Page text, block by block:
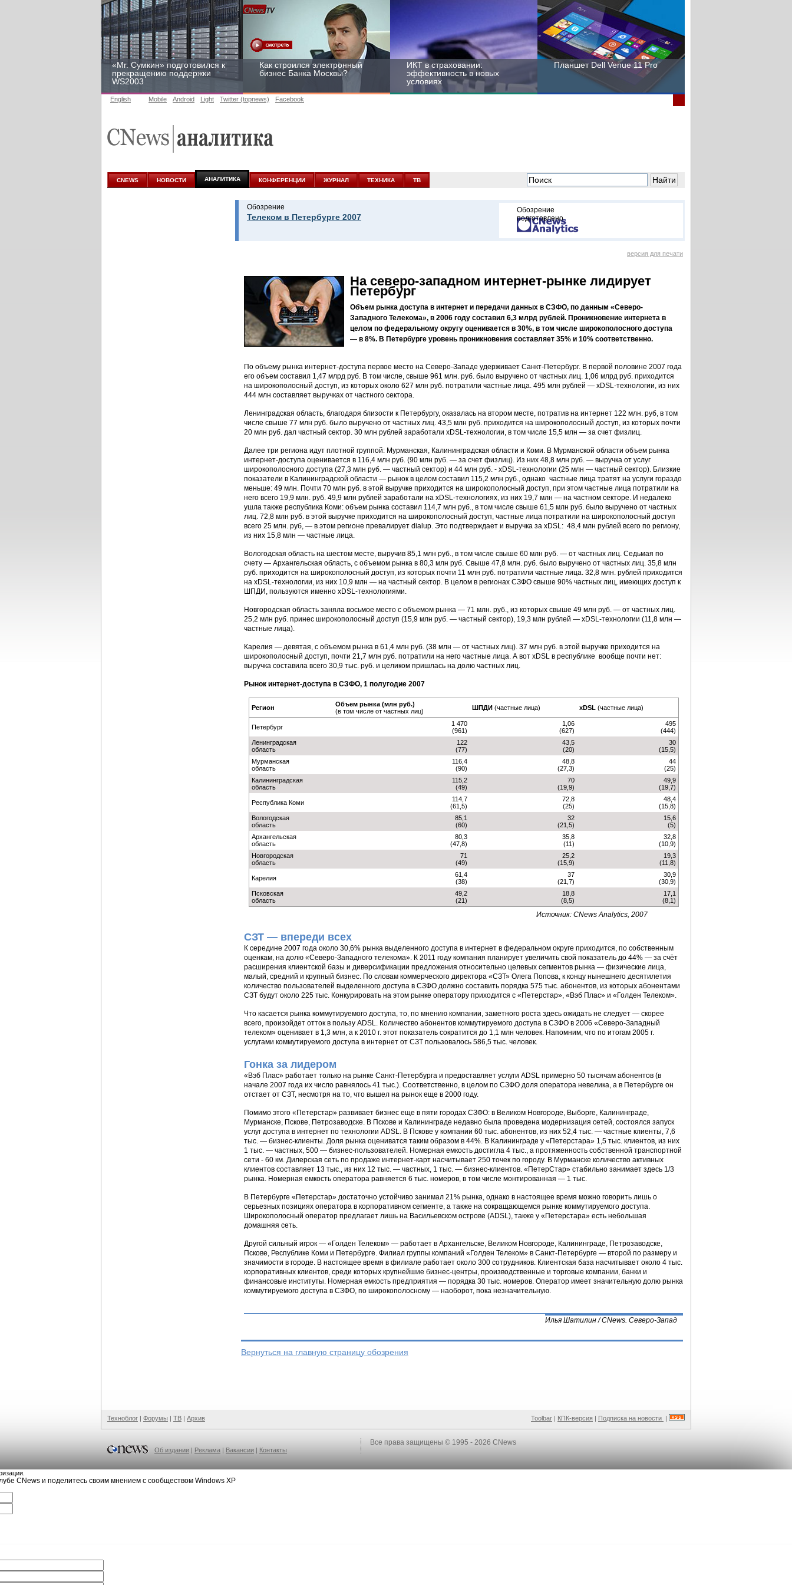
«Mr. Сумкин» подготовился к
прекращению поддержки
WS2003
Как строился электронный
бизнес Банка Москвы?
ИКТ в страховании:
эффективность в новых
условиях
Планшет Dell Venue 11 Pro
к аналитике
участвовать
госструктур: развитие в
новых условиях
English Mobile Android Light Twitter (topnews) Facebook
CNEWS НОВОСТИ АНАЛИТИКА КОНФЕРЕНЦИИ ЖУРНАЛ ТЕХНИКА ТВ
Обозрение
Телеком в Петербурге 2007
Обозрение
подготовлено
версия для печати
На северо-западном интернет-рынке лидирует
Петербург
Объем рынка доступа в интернет и передачи данных в СЗФО, по данным «Северо-
Западного Телекома», в 2006 году составил 6,3 млрд рублей. Проникновение интернета в
целом по федеральному округу оценивается в 30%, в том числе широкополосного доступа
— в 8%. В Петербурге уровень проникновения составляет 35% и 10% соответственно.
По объему рынка интернет-доступа первое место на Северо-Западе удерживает Санкт-Петербург. В первой половине 2007 года
его объем составил 1,47 млрд руб. В том числе, свыше 961 млн. руб. было выручено от частных лиц. 1,06 млрд руб. приходится
на широкополосный доступ, из которых около 627 млн руб. потратили частные лица. 495 млн рублей — xDSL-технологии, из них
444 млн составляет выручках от частного сектора.
Ленинградская область, благодаря близости к Петербургу, оказалась на втором месте, потратив на интернет 122 млн. руб, в том
числе свыше 77 млн руб. было выручено от частных лиц. 43,5 млн руб. приходится на широкополосный доступ, из которых почти
20 млн руб. дал частный сектор. 30 млн рублей заработали xDSL-технологии, в том числе 15,5 млн — за счет физлиц.
Далее три региона идут плотной группой: Мурманская, Калининградская области и Коми. В Мурманской области объем рынка
интернет-доступа оценивается в 116,4 млн руб. (90 млн руб. — за счет физлиц). Из них 48,8 млн руб. — выручка от услуг
широкополосного доступа (27,3 млн руб. — частный сектор) и 44 млн руб. - xDSL-технологии (25 млн — частный сектор). Близкие
показатели в Калининградской области — рынок в целом составил 115,2 млн руб., однако частные лица тратят на услуги гораздо
меньше: 49 млн. Почти 70 млн руб. в этой выручке приходится на широкополосный доступ, при этом частные лица потратили на
него всего 19,9 млн. руб. 49,9 млн рублей заработали на xDSL-технологиях, из них 19,7 млн — на частном секторе. И недалеко
ушла также республика Коми: объем рынка составил 114,7 млн руб., в том числе свыше 61,5 млн руб. было выручено от частных
лиц. 72,8 млн руб. в этой выручке приходится на широкополосный доступ, частные лица потратили на широкополосный доступ
всего 25 млн. руб, — в этом регионе превалирует dialup. Это подтверждает и выручка за xDSL: 48,4 млн рублей всего по региону,
из них 15,8 млн — частные лица.
Вологодская область на шестом месте, выручив 85,1 млн руб., в том числе свыше 60 млн руб. — от частных лиц. Седьмая по
счету — Архангельская область, с объемом рынка в 80,3 млн руб. Свыше 47,8 млн. руб. было выручено от частных лиц. 35,8 млн
руб. приходится на широкополосный доступ, из которых почти 11 млн руб. потратили частные лица. 32,8 млн. рублей приходится
на xDSL-технологии, из них 10,9 млн — на частный сектор. В целом в регионах СЗФО свыше 90% частных лиц, имеющих доступ к
ШПДИ, пользуются именно xDSL-технологиями.
Новгородская область заняла восьмое место с объемом рынка — 71 млн. руб., из которых свыше 49 млн руб. — от частных лиц.
25,2 млн руб. принес широкополосный доступ (15,9 млн руб. — частный сектор), 19,3 млн рублей — xDSL-технологии (11,8 млн —
частные лица).
Карелия — девятая, с объемом рынка в 61,4 млн руб. (38 млн — от частных лиц). 37 млн руб. в этой выручке приходится на
широкополосный доступ, почти 21,7 млн руб. потратили на него частные лица. А вот xDSL в республике вообще почти нет:
выручка составила всего 30,9 тыс. руб. и целиком пришлась на долю частных лиц.
Рынок интернет-доступа в СЗФО, 1 полугодие 2007
Регион
Объем рынка (млн руб.)
(в том числе от частных лиц)
ШПДИ(частные лица) xDSL (частные лица)
Петербург
1 470
(961)
1,06
(627)
495
(444)
Ленинградская
область
122
(77)
43,5
(20)
30
(15,5)
Мурманская
область
116,4
(90)
48,8
(27,3)
44
(25)
Калининградская
область
115,2
(49)
70
(19,9)
49,9
(19,7)
Республика Коми
114,7
(61,5)
72,8
(25)
48,4
(15,8)
Вологодская
область
85,1
(60)
32
(21,5)
15,6
(5)
Архангельская
область
80,3
(47,8)
35,8
(11)
32,8
(10,9)
Новгородская
область
71
(49)
25,2
(15,9)
19,3
(11,8)
Карелия
61,4
(38)
37
(21,7)
30,9
(30,9)
Псковская
область
49,2
(21)
18,8
(8,5)
17,1
(8,1)
Источник: CNews Analytics, 2007
СЗТ — впереди всех
К середине 2007 года около 30,6% рынка выделенного доступа в интернет в федеральном округе приходится, по собственным
оценкам, на долю «Северо-Западного телекома». К 2011 году компания планирует увеличить свой показатель до 44% — за счёт
расширения клиентской базы и диверсификации предложения относительно целевых сегментов рынка — физические лица,
малый, средний и крупный бизнес. По словам коммерческого директора «СЗТ» Олега Попова, к концу нынешнего десятилетия
количество пользователей выделенного доступа в СЗФО должно составить порядка 575 тыс. абонентов, из которых абонентами
СЗТ будут около 225 тыс. Конкурировать на этом рынке оператору приходится с «Петерстар», «Вэб Плас» и «Голден Телеком».
Что касается рынка коммутируемого доступа, то, по мнению компании, заметного роста здесь ожидать не следует — скорее
всего, произойдет отток в пользу ADSL. Количество абонентов коммутируемого доступа в СЗФО в 2006 «Северо-Западный
телеком» оценивает в 1,3 млн, а к 2010 г. этот показатель сократится до 1,1 млн человек. Напомним, что по итогам 2005 г.
услугами коммутируемого доступа в интернет от СЗТ пользовалось 586,5 тыс. человек.
Гонка за лидером
«Вэб Плас» работает только на рынке Санкт-Петербурга и предоставляет услуги ADSL примерно 50 тысячам абонентов (в
начале 2007 года их число равнялось 41 тыс.). Соответственно, в целом по СЗФО доля оператора невелика, а в Петербурге он
отстает от СЗТ, несмотря на то, что вышел на рынок еще в 2000 году.
Помимо этого «Петерстар» развивает бизнес еще в пяти городах СЗФО: в Великом Новгороде, Выборге, Калининграде,
Мурманске, Пскове, Петрозаводске. В Пскове и Калининграде недавно была проведена модернизация сетей, состоялся запуск
услуг доступа в интернет по технологии ADSL. В Пскове у компании 60 тыс. абонентов, из них 52,4 тыс. — частные клиенты, 7,6
тыс. — бизнес-клиенты. Доля рынка оцениватся таким образом в 44%. В Калининграде у «Петерстара» 1,5 тыс. клиентов, из них
1 тыс. — частных, 500 — бизнес-пользователей. Номерная емкость достигла 4 тыс., а протяженность собственной транспортной
сети - 60 км. Дилерская сеть по продаже интернет-карт насчитывает 250 точек по городу. В Мурманске количество активных
клиентов составляет 13 тыс., из них 12 тыс. — частных, 1 тыс. — бизнес-клиентов. «ПетерСтар» стабильно занимает здесь 1/3
рынка. Номерная емкость оператора равняется 6 тыс. номеров, в том числе монтированная — 1 тыс.
В Петербурге «Петерстар» достаточно устойчиво занимал 21% рынка, однако в настоящее время можно говорить лишь о
серьезных позициях оператора в корпоративном сегменте, а также на сокращающемся рынке коммутируемого доступа.
Широкополосный оператор предлагает лишь на Васильевском острове (ADSL), также у «Петерстара» есть небольшая
домашняя сеть.
Другой сильный игрок — «Голден Телеком» — работает в Архангельске, Великом Новгороде, Калининграде, Петрозаводске,
Пскове, Республике Коми и Петербурге. Филиал группы компаний «Голден Телеком» в Санкт-Петербурге — второй по размеру и
значимости в городе. В настоящее время в филиале работает около 300 сотрудников. Клиентская база насчитывает около 4 тыс.
корпоративных клиентов, среди которых крупнейшие бизнес-центры, производственные и торговые компании, банки и
финансовые институты. Номерная емкость предприятия — порядка 30 тыс. номеров. Оператор имеет значительную долю рынка
коммутируемого доступа в СЗФО, по широкополосному — наоборот, пока незначительную.
Илья Шатилин / CNews. Северо-Запад
Вернуться на главную страницу обозрения
Техноблог | Форумы | ТВ | Архив Toolbar | КПК-версия | Подписка на новости |
Об издании | Реклама | Вакансии | Контакты
Все права защищены © 1995 - 2026 CNews
CNews и поделитесь своим мнением с сообществом Windows XP